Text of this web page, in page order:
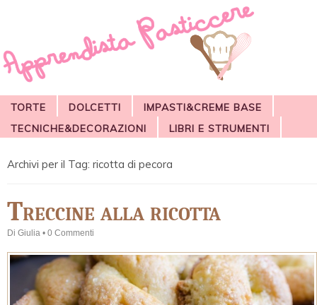
TORTE DOLCETTI
IMPASTI&CREME BASE
TECNICHE&DECORAZIONI
LIBRI E STRUMENTI
Archivi per il Tag: ricotta di pecora
Treccine alla ricotta
Di Giulia • 0 Commenti